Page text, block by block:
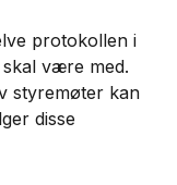
protokollen i
være med.
styremøter kan
disse